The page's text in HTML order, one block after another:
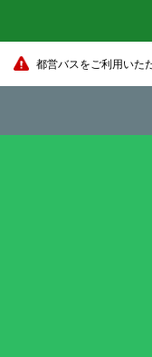
都営バスをご利用いた